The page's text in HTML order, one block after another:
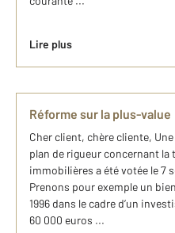
Lire plus
Réforme sur la plus-value
Cher client, chère cliente,
plan de rigueur concernant
immobilières a été votée le 7
Prenons pour exemple un
1996 dans le cadre d’un
60 000 euros ...